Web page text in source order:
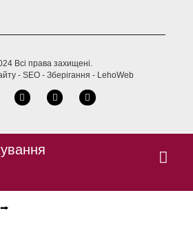
Всі права захищені.
- SEO - Зберігання - LehoWeb